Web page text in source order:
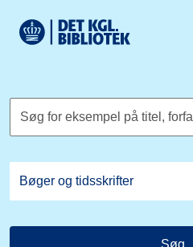
Det Kongelige Biblioteks logo.
Søg for eksempel på titel,
Søg